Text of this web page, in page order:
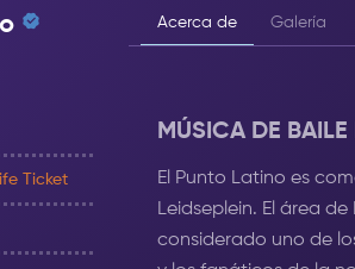
Ticket
Acerca de Galería
MÚSICA DE
El Punto Latino es
Leidseplein. El área
considerado uno de